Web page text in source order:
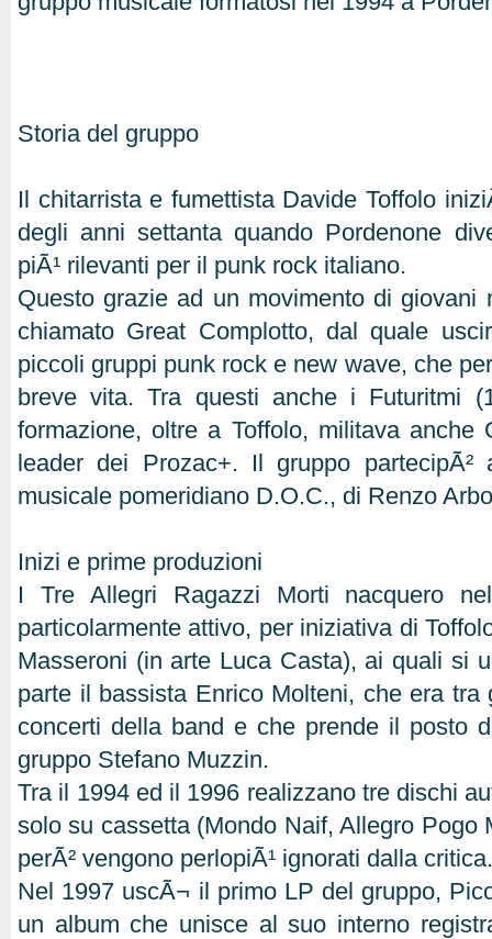
Storia del gruppo
Il chitarrista e fumettista Davide Toffolo
degli anni settanta quando Pordenone
piÃ¹ rilevanti per il punk rock italiano.
Questo grazie ad un movimento di giovani
chiamato Great Complotto, dal quale
piccoli gruppi punk rock e new wave, che
breve vita. Tra questi anche i Futuritmi
formazione, oltre a Toffolo, militava anche
leader dei Prozac+. Il gruppo partecipÃ²
musicale pomeridiano D.O.C., di Renzo
Inizi e prime produzioni
I Tre Allegri Ragazzi Morti nacquero
particolarmente attivo, per iniziativa di
Masseroni (in arte Luca Casta), ai quali si
parte il bassista Enrico Molteni, che era tra
concerti della band e che prende il posto
gruppo Stefano Muzzin.
Tra il 1994 ed il 1996 realizzano tre dischi
solo su cassetta (Mondo Naif, Allegro Pogo
perÃ² vengono perlopiÃ¹ ignorati dalla critica.
Nel 1997 uscÃ¬ il primo LP del gruppo,
un album che unisce al suo interno